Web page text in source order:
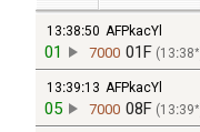
13:38:50 AFPkacYl
01 7000 01F 13:38*
13:39:13 AFPkacYl
05 7000 08F 13:39*